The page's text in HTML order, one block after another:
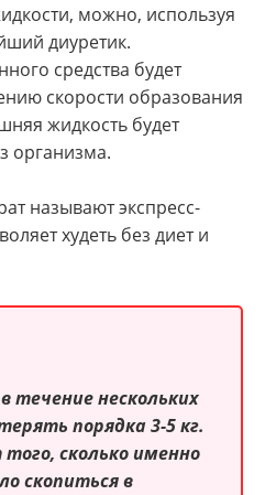
можно, используя
диуретик.
средства будет
скорости образования
жидкость будет
организма.
называют экспресс-
худеть без диет и
течение нескольких
порядка 3-5 кг.
сколько именно
скопиться в